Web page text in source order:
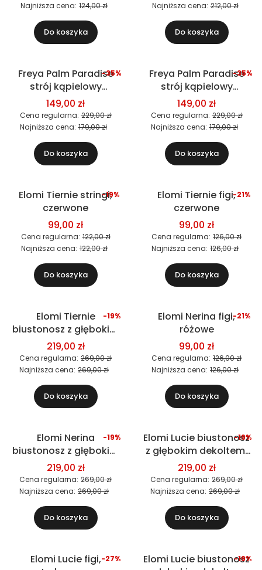
Najniższa cena: 124,00 zł
Do koszyka
Najniższa cena: 212,00 zł
Do koszyka
Okazja
Nowość
Freya Palm Paradise
strój kąpielowy
dwuczęściowy
(biustonosz)
149,00 zł
Cena regularna: 229,00 zł
-35%
Najniższa cena: 179,00 zł
Do koszyka
Okazja
Freya Palm Paradise
strój kąpielowy
dwuczęściowy
(biustonosz)
149,00 zł
Cena regularna: 229,00 zł
-35%
Najniższa cena: 179,00 zł
Do koszyka
Okazja
Elomi Tiernie stringi,
czerwone
99,00 zł
Cena regularna: 122,00 zł
-19%
Najniższa cena: 122,00 zł
Do koszyka
OkazjaElomi Tiernie figi,
czerwone
99,00 zł
Cena regularna: 126,00 zł
-21%
Najniższa cena: 126,00 zł
Do koszyka
Nowość
Elomi Tiernie
biustonosz z głębokim
dekoltem, czerwony
219,00 zł
Cena regularna: 269,00 zł
-19%
Najniższa cena: 269,00 zł
Do koszyka
OkazjaElomi Nerina figi,
różowe
99,00 zł
Cena regularna: 126,00 zł
-21%
Najniższa cena: 126,00 zł
Do koszyka
Nowość
Elomi Nerina
biustonosz z głębokim
dekoltem, różowy
219,00 zł
Cena regularna: 269,00 zł
-19%
Najniższa cena: 269,00 zł
Do koszyka
Okazja
Nowość
Elomi Lucie biustonosz
z głębokim dekoltem,
granatowy
219,00 zł
Cena regularna: 269,00 zł
-19%
Najniższa cena: 269,00 zł
Do koszyka
OkazjaElomi Lucie figi,-27%
Okazja
Elomi Lucie biustonosz
-19%